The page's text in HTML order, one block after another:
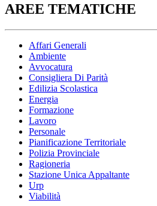
AREE TEMATICHE
Affari Generali
Ambiente
Avvocatura
Consigliera Di Parità
Edilizia Scolastica
Energia
Formazione
Lavoro
Personale
Pianificazione Territoriale
Polizia Provinciale
Ragioneria
Stazione Unica Appaltante
Urp
Viabilità